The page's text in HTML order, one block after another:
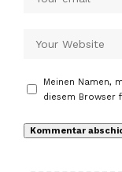
Meinen Namen,
diesem Browser